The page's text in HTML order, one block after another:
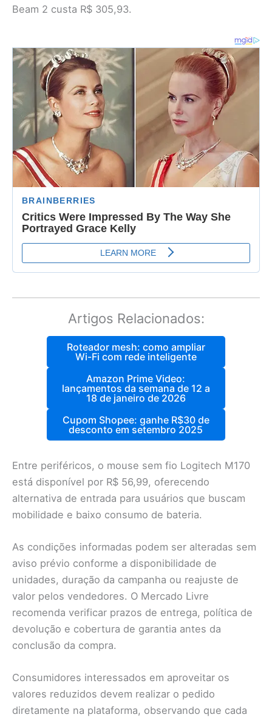
Beam 2 custa R$ 305,93.
Artigos Relacionados:
Roteador mesh: como ampliar
Wi-Fi com rede inteligente
Amazon Prime Video:
lançamentos da semana de 12 a
18 de janeiro de 2026
Cupom Shopee: ganhe R$30 de
desconto em setembro 2025
Entre periféricos, o mouse sem fio Logitech M170
está disponível por R$ 56,99, oferecendo
alternativa de entrada para usuários que buscam
mobilidade e baixo consumo de bateria.
As condições informadas podem ser alteradas sem
aviso prévio conforme a disponibilidade de
unidades, duração da campanha ou reajuste de
valor pelos vendedores. O Mercado Livre
recomenda verificar prazos de entrega, política de
devolução e cobertura de garantia antes da
conclusão da compra.
Consumidores interessados em aproveitar os
valores reduzidos devem realizar o pedido
diretamente na plataforma, observando que cada